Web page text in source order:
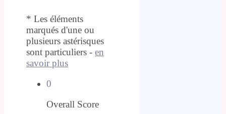
* Les éléments
marqués d'une ou
plusieurs astérisques
sont particuliers - en
savoir plus
0
Overall Score